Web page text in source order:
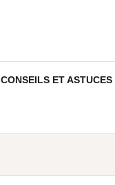
CONSEILS ET ASTUCES